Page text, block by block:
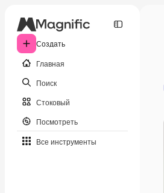
Создать
Главная
Поиск
Стоковый
Посмотреть
Все инструменты